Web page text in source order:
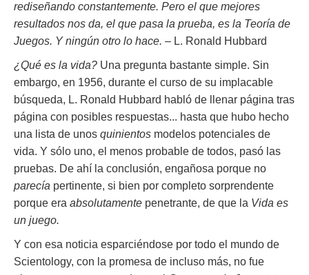
rediseñando constantemente. Pero el que mejores
resultados nos da, el que pasa la prueba, es la Teoría de
Juegos. Y ningún otro lo hace. – L. Ronald Hubbard
¿Qué es la vida? Una pregunta bastante simple. Sin
embargo, en 1956, durante el curso de su implacable
búsqueda, L. Ronald Hubbard habló de llenar página tras
página con posibles respuestas... hasta que hubo hecho
una lista de unos quinientos modelos potenciales de
vida. Y sólo uno, el menos probable de todos, pasó las
pruebas. De ahí la conclusión, engañosa porque no
parecía pertinente, si bien por completo sorprendente
porque era absolutamente penetrante, de que la Vida es
un juego.
Y con esa noticia esparciéndose por todo el mundo de
Scientology, con la promesa de incluso más, no fue